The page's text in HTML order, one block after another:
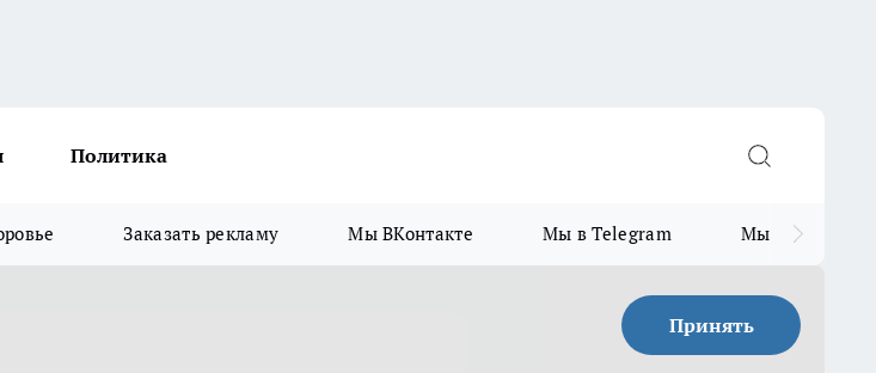
Политика
Заказать рекламу Мы ВКонтакте Мы в Telegram Мы в MAX
Принять